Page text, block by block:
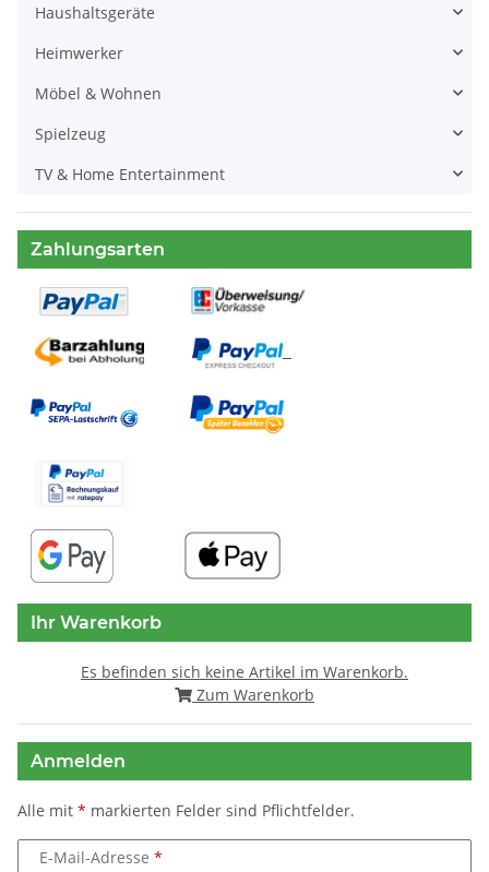
Haushaltsgeräte
Heimwerker
Möbel & Wohnen
Spielzeug
TV & Home Entertainment
Zahlungsarten
Ihr Warenkorb
Es befinden sich keine Artikel im Warenkorb.
Zum Warenkorb
Anmelden
Alle mit * markierten Felder sind Pflichtfelder.
E-Mail-Adresse